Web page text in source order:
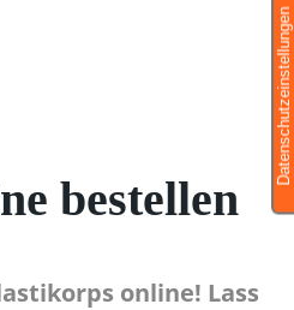
bestellen
online! Lass